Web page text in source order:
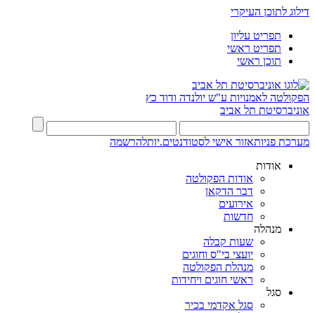
דילוג לתוכן העיקרי
תפריט עליון
תפריט ראשי
תוכן ראשי
הפקולטה לאמנויות ע"ש יולנדה ודוד כץ
אוניברסיטת תל אביב
מערכת פניותאזור אישי לסטודנטים.יותלהרשמה
אודות
אודות הפקולטה
דבר הדקאן
אירועים
חדשות
מנהלה
שעות קבלה
יועצי בי"ס וחוגים
מנהלת הפקולטה
ראשי חוגים ויחידות
סגל
סגל אקדמי בכיר